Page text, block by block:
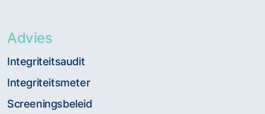
Advies
Integriteitsaudit
Integriteitsmeter
Screeningsbeleid